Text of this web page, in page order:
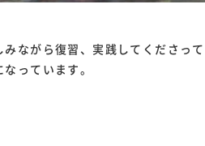
みながら復習、実践してくださっ
っています。